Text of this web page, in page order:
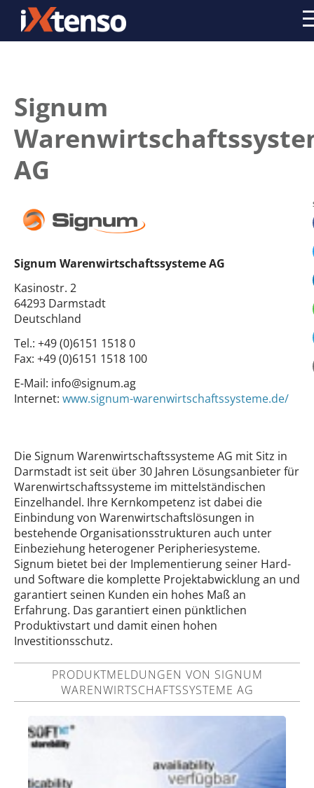
Signum
AG
Signum Warenwirtschaftssysteme AG
Kasinostr. 2
64293 Darmstadt
Deutschland
Tel.: +49 (0)6151 1518 0
Fax: +49 (0)6151 1518 100
E-Mail: info@signum.ag
Internet: www.signum-warenwirtschaftssysteme.de/
Die Signum Warenwirtschaftssysteme AG mit Sitz in
Darmstadt ist seit über 30 Jahren Lösungsanbieter für
Warenwirtschaftssysteme im mittelständischen
Einzelhandel. Ihre Kernkompetenz ist dabei die
Einbindung von Warenwirtschaftslösungen in
bestehende Organisationsstrukturen auch unter
Einbeziehung heterogener Peripheriesysteme.
Signum bietet bei der Implementierung seiner Hard-
und Software die komplette Projektabwicklung an und
garantiert seinen Kunden ein hohes Maß an
Erfahrung. Das garantiert einen pünktlichen
Produktivstart und damit einen hohen
Investitionsschutz.
PRODUKTMELDUNGEN VON SIGNUM
WARENWIRTSCHAFTSSYSTEME AG